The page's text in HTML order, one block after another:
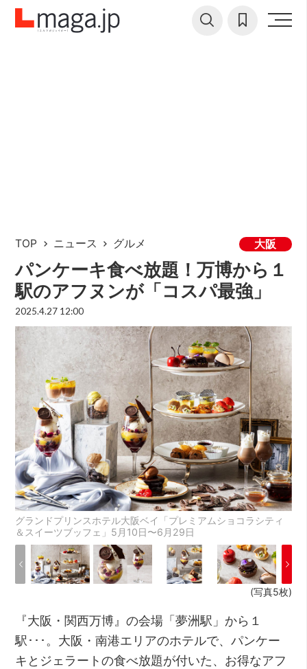
TOP ニュース グルメ 大阪
パンケーキ食べ放題！万博から１
駅のアフヌンが「コスパ最強」
2025.4.27 12:00
グランドプリンスホテル大阪ベイ「プレミアムショコラシティ
＆スイーツブッフェ」5月10日〜6月29日
(写真5枚)
『大阪・関西万博』の会場「夢洲駅」から１
駅･･･。大阪・南港エリアのホテルで、パンケー
キとジェラートの食べ放題が付いた、お得なアフ